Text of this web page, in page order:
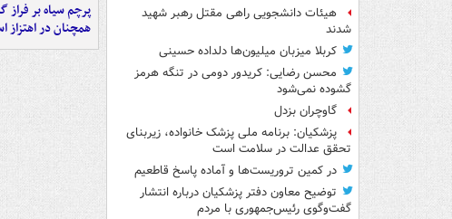
هیئات دانشجویی راهی مقتل رهبر شهید
شدند
کربلا میزبان میلیون‌ها دلداده حسینی
محسن رضایی: کریدور دومی در تنگه هرمز
گشوده نمی‌شود
گاوچران بزدل
پزشکیان: برنامه ملی پزشک خانواده، زیربنای
تحقق عدالت در سلامت است
در کمین تروریست‌ها و آماده پاسخ قاطعیم
توضیح معاون دفتر پزشکیان درباره انتشار
گفت‌وگوی رئیس‌جمهوری با مردم
پرچم سیاه بر
همچنان در اهتزاز